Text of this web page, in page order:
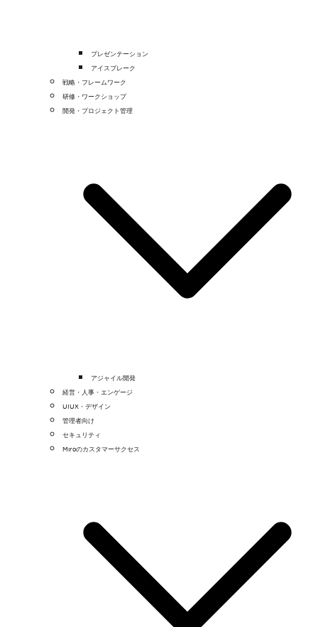
プレゼンテーション
アイスブレーク
戦略・フレームワーク
研修・ワークショップ
開発・プロジェクト管理
アジャイル開発
経営・人事・エンゲージ
UIUX・デザイン
管理者向け
セキュリティ
Miroのカスタマーサクセス